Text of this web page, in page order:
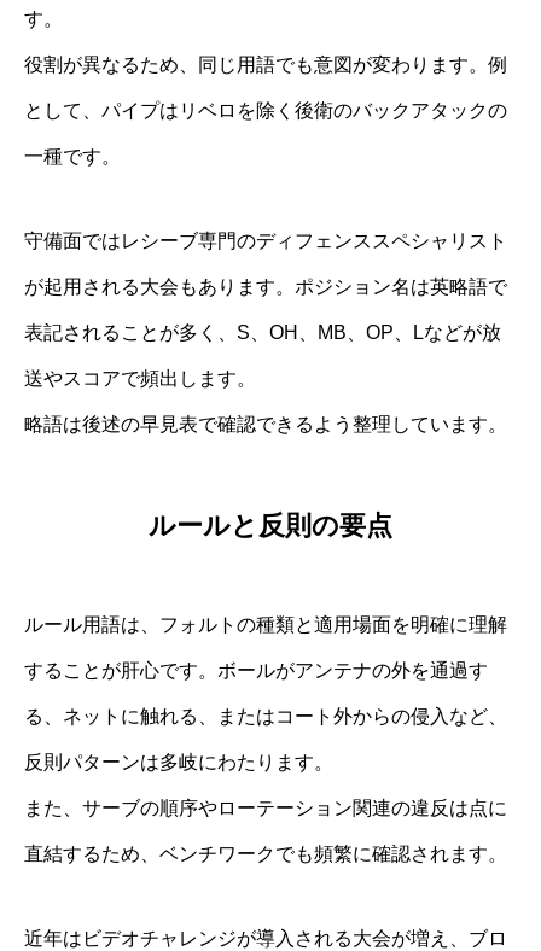
す。
役割が異なるため、同じ用語でも意図が変わります。例
として、パイプはリベロを除く後衛のバックアタックの
一種です。
守備面ではレシーブ専門のディフェンススペシャリスト
が起用される大会もあります。ポジション名は英略語で
表記されることが多く、S、OH、MB、OP、Lなどが放
送やスコアで頻出します。
略語は後述の早見表で確認できるよう整理しています。
ルールと反則の要点
ルール用語は、フォルトの種類と適用場面を明確に理解
することが肝心です。ボールがアンテナの外を通過す
る、ネットに触れる、またはコート外からの侵入など、
反則パターンは多岐にわたります。
また、サーブの順序やローテーション関連の違反は点に
直結するため、ベンチワークでも頻繁に確認されます。
近年はビデオチャレンジが導入される大会が増え、ブロ